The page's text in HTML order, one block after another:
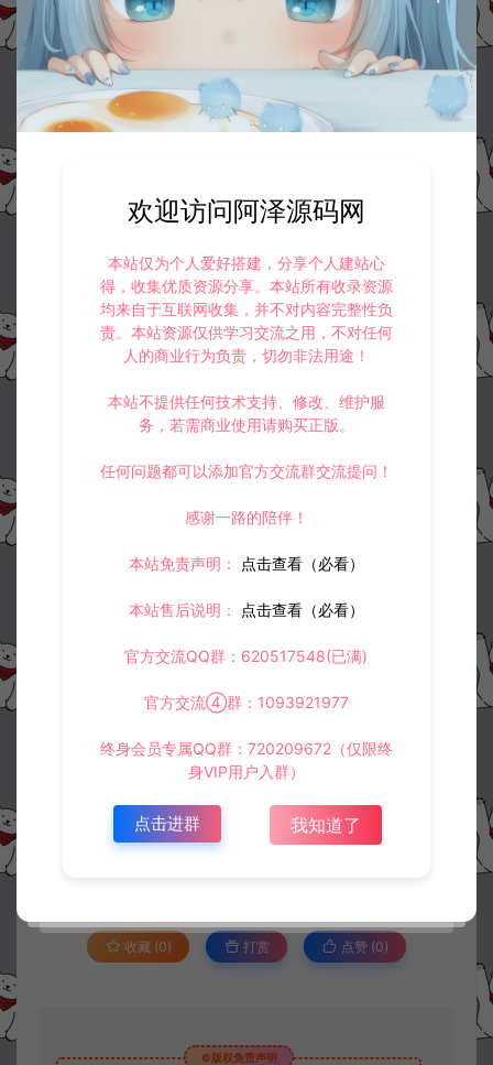
此资源下载价格为 500 星钻，请先 登录
收藏 (0) 打赏 点赞 (0)
©版权免责声明
欢迎访问阿泽源码网
本站仅为个人爱好搭建，分享个人建站心
得，收集优质资源分享。本站所有收录资源
均来自于互联网收集，并不对内容完整性负
责。本站资源仅供学习交流之用，不对任何
人的商业行为负责，切勿非法用途！
本站不提供任何技术支持、修改、维护服
务，若需商业使用请购买正版。
任何问题都可以添加官方交流群交流提问！
感谢一路的陪伴！
本站免责声明： 点击查看（必看）
本站售后说明： 点击查看（必看）
官方交流QQ群：620517548(已满)
官方交流④群：1093921977
终身会员专属QQ群：720209672（仅限终
身VIP用户入群）
点击进群 我知道了